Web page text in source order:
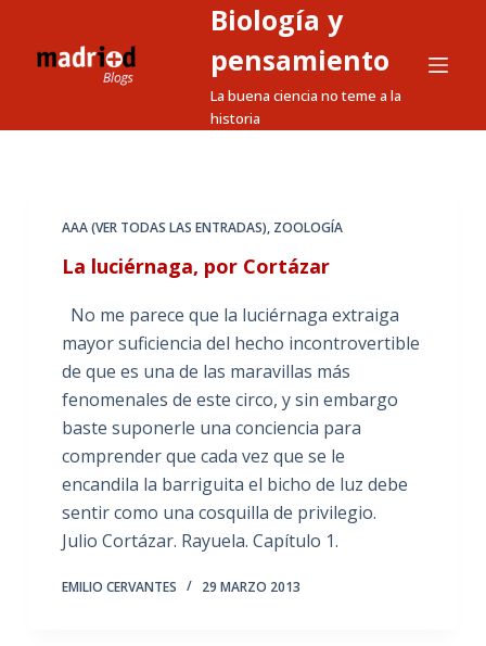
a
Biología y
pensamiento
La buena ciencia no teme a la
historia
AAA (VER TODAS LAS ENTRADAS), ZOOLOGÍA
La luciérnaga, por Cortázar
No me parece que la luciérnaga extraiga
mayor suficiencia del hecho incontrovertible
de que es una de las maravillas más
fenomenales de este circo, y sin embargo
baste suponerle una conciencia para
comprender que cada vez que se le
encandila la barriguita el bicho de luz debe
sentir como una cosquilla de privilegio.
Julio Cortázar. Rayuela. Capítulo 1.
EMILIO CERVANTES 29 MARZO 2013